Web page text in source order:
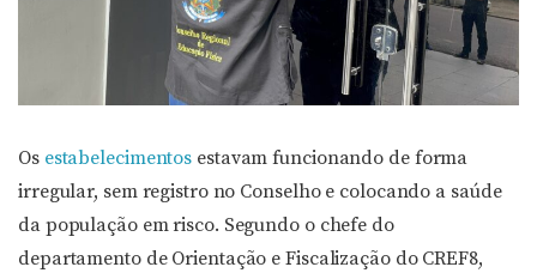
Os estabelecimentos estavam funcionando de forma
irregular, sem registro no Conselho e colocando a saúde
da população em risco. Segundo o chefe do
departamento de Orientação e Fiscalização do CREF8,